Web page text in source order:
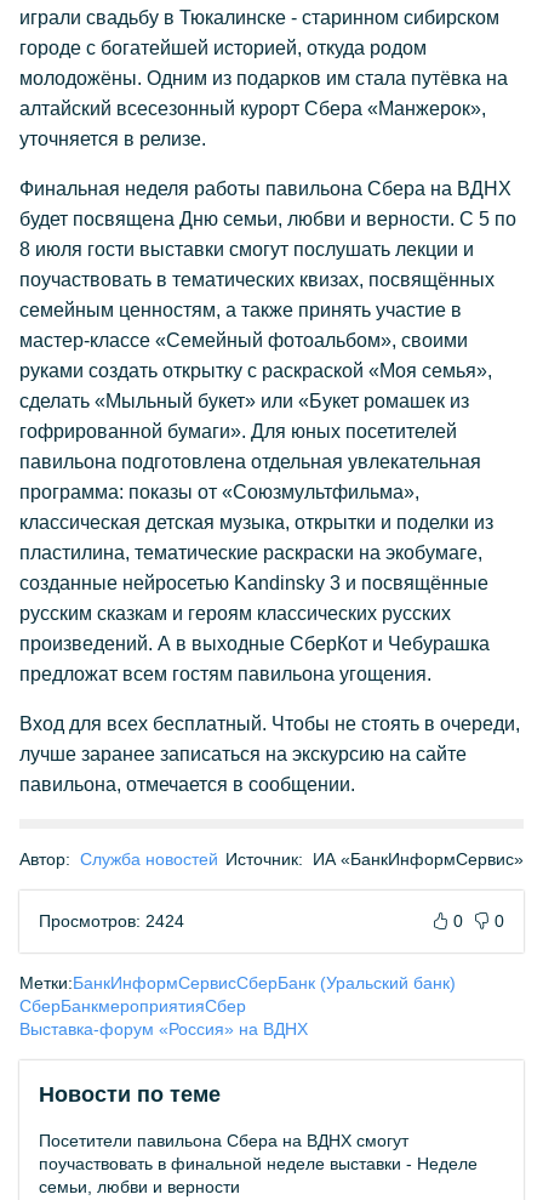
играли свадьбу в Тюкалинске - старинном сибирском
городе с богатейшей историей, откуда родом
молодожёны. Одним из подарков им стала путёвка на
алтайский всесезонный курорт Сбера «Манжерок»,
уточняется в релизе.
Финальная неделя работы павильона Сбера на ВДНХ
будет посвящена Дню семьи, любви и верности. С 5 по
8 июля гости выставки смогут послушать лекции и
поучаствовать в тематических квизах, посвящённых
семейным ценностям, а также принять участие в
мастер-классе «Семейный фотоальбом», своими
руками создать открытку с раскраской «Моя семья»,
сделать «Мыльный букет» или «Букет ромашек из
гофрированной бумаги». Для юных посетителей
павильона подготовлена отдельная увлекательная
программа: показы от «Союзмультфильма»,
классическая детская музыка, открытки и поделки из
пластилина, тематические раскраски на экобумаге,
созданные нейросетью Kandinsky 3 и посвящённые
русским сказкам и героям классических русских
произведений. А в выходные СберКот и Чебурашка
предложат всем гостям павильона угощения.
Вход для всех бесплатный. Чтобы не стоять в очереди,
лучше заранее записаться на экскурсию на сайте
павильона, отмечается в сообщении.
Автор: Служба новостей Источник: ИА «БанкИнформСервис»
Просмотров: 2424 0 0
Метки:БанкИнформСервисСберБанк (Уральский банк)
СберБанкмероприятияСбер
Выставка-форум «Россия» на ВДНХ
Новости по теме
Посетители павильона Сбера на ВДНХ смогут
поучаствовать в финальной неделе выставки - Неделе
семьи, любви и верности